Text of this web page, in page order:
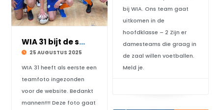
bij WIA. Ons team gaat
uitkomen in de
hoofdklasse – 2 Zijn er
damesteams die graag in
de zaal willen voetballen.
Meld je.
WIA 31 bijt de spits af
25 AUGUSTUS 2025
WIA 31 heeft als eerste een
teamfoto ingezonden
voor de website. Bedankt
mannen!!!! Deze foto gaat